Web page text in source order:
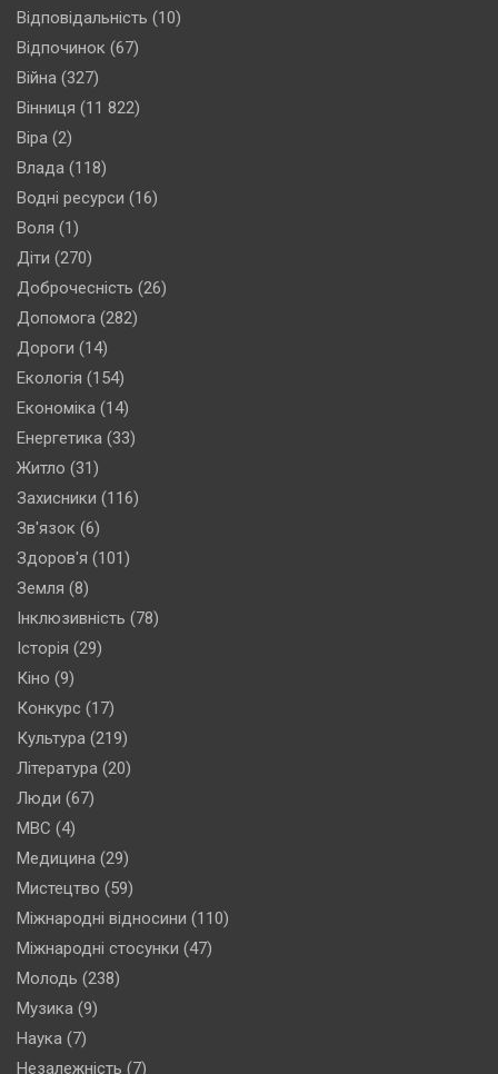
Відповідальність (10)
Відпочинок (67)
Війна (327)
Вінниця (11 822)
Віра (2)
Влада (118)
Водні ресурси (16)
Воля (1)
Діти (270)
Доброчесність (26)
Допомога (282)
Дороги (14)
Екологія (154)
Економіка (14)
Енергетика (33)
Житло (31)
Захисники (116)
Зв'язок (6)
Здоров'я (101)
Земля (8)
Інклюзивність (78)
Історія (29)
Кіно (9)
Конкурс (17)
Культура (219)
Література (20)
Люди (67)
МВС (4)
Медицина (29)
Мистецтво (59)
Міжнародні відносини (110)
Міжнародні стосунки (47)
Молодь (238)
Музика (9)
Наука (7)
Незалежність (7)